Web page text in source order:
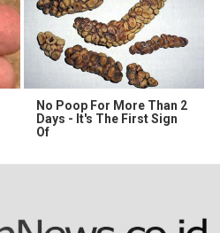
No Poop For More Than 2
Days - It's The First Sign
Of